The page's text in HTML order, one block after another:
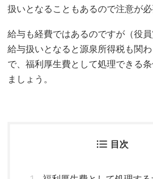
扱いとなることもあるので注意が必
給与も経費ではあるのですが（役員
給与扱いとなると源泉所得税も関
で、福利厚生費として処理できる
ましょう。
目次